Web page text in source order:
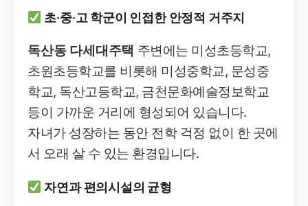
초·중·고 학군이 인접한 안정적 거주지
독산동 다세대주택 주변에는 미성초등학교,
초원초등학교를 비롯해 미성중학교, 문성중
학교, 독산고등학교, 금천문화예술정보학교
등이 가까운 거리에 형성되어 있습니다.
자녀가 성장하는 동안 전학 걱정 없이 한 곳에
서 오래 살 수 있는 환경입니다.
자연과 편의시설의 균형